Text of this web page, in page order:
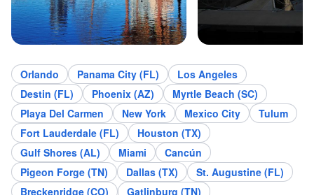
Orlando Panama City (FL)
Los Angeles
Destin (FL)
Phoenix (AZ)
Myrtle Beach (SC)
Playa Del Carmen
New York Mexico City
Tulum
Fort Lauderdale (FL)
Houston (TX)
Gulf Shores (AL)
Miami
Cancún
Pigeon Forge (TN)
Dallas (TX)
St. Augustine (FL)
Breckenridge (CO)
Gatlinburg (TN)